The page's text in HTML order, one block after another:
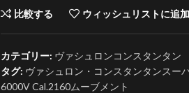
比較する ウィッシュリストに追
カテゴリー: ヴァシュロンコンスタンタン
タグ: ヴァシュロン・コンスタンタンスー
6000V Cal.2160ムーブメント